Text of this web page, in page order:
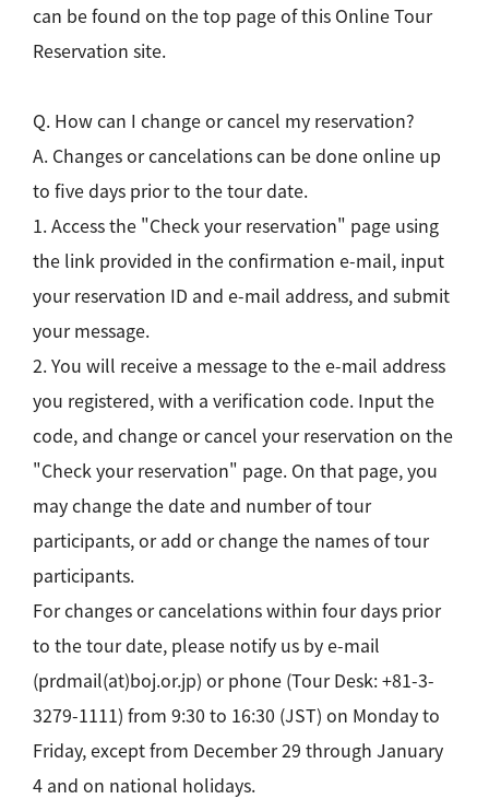
can be found on the top page of this Online Tour
Reservation site.
Q. How can I change or cancel my reservation?
A. Changes or cancelations can be done online up
to five days prior to the tour date.
1. Access the "Check your reservation" page using
the link provided in the confirmation e-mail, input
your reservation ID and e-mail address, and submit
your message.
2. You will receive a message to the e-mail address
you registered, with a verification code. Input the
code, and change or cancel your reservation on the
"Check your reservation" page. On that page, you
may change the date and number of tour
participants, or add or change the names of tour
participants.
For changes or cancelations within four days prior
to the tour date, please notify us by e-mail
(prdmail(at)boj.or.jp) or phone (Tour Desk: +81-3-
3279-1111) from 9:30 to 16:30 (JST) on Monday to
Friday, except from December 29 through January
4 and on national holidays.